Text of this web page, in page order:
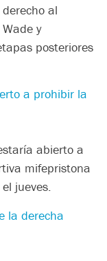
al
y
posteriores
a prohibir la
abierto a
mifepristona
jueves.
la derecha